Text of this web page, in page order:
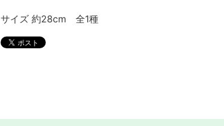
サイズ 約28cm 全1種